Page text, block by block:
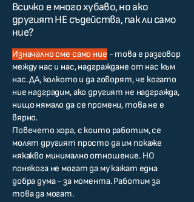
Всичко е много хубаво, но ако
другият НЕ съдейства, пак ли само
ние?
Изначално сме само ние - това е разговор
между нас и нас, надграждане от нас към
нас. ДА, колкото и да говорят, че когато
ние надградим, ако другият не надгражда,
нищо нямало да се промени, това не е
вярно.
Повечето хора, с които работим, се
молят другият просто да им покаже
някакво минимално отношение. НО
понякога не могат да му кажат една
добра дума - за момента. Работим за
това да могат.